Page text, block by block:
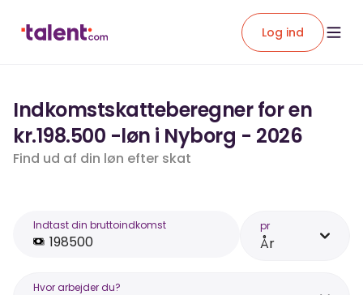
Log ind
Indkomstskatteberegner for en
kr.198.500 -løn i Nyborg - 2026
Find ud af din løn efter skat
Indtast din bruttoindkomst pr
År
Hvor arbejder du?